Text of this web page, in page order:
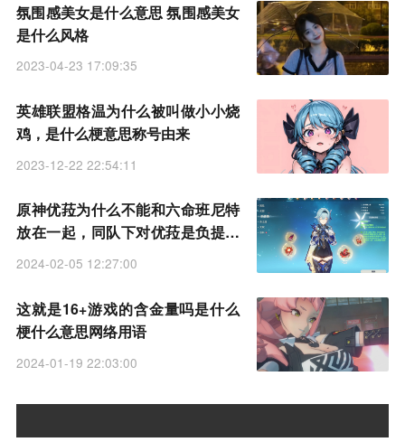
氛围感美女是什么意思 氛围感美女
是什么风格
2023-04-23 17:09:35
英雄联盟格温为什么被叫做小小烧
鸡，是什么梗意思称号由来
2023-12-22 22:54:11
原神优菈为什么不能和六命班尼特
放在一起，同队下对优菈是负提升
吗
2024-02-05 12:27:00
这就是16+游戏的含金量吗是什么
梗什么意思网络用语
2024-01-19 22:03:00